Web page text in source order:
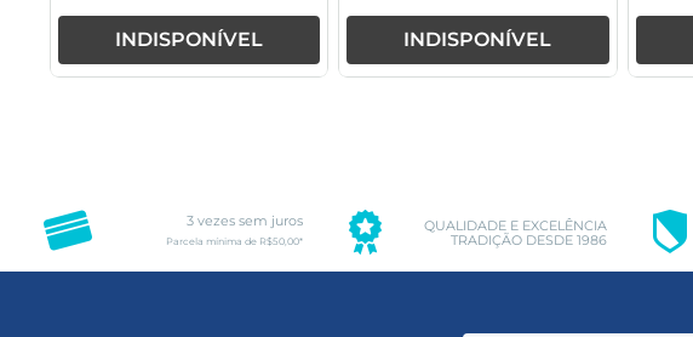
INDISPONÍVEL INDISPONÍVEL
3 vezes sem juros
Parcela mínima de R$50,00*
QUALIDADE E EXCELÊNCIA
TRADIÇÃO DESDE 1986